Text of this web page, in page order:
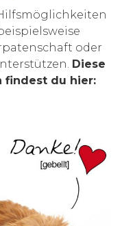
oder
Diese
findest du hier: